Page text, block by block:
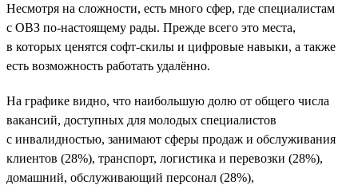
Несмотря на сложности, есть много сфер, где специалистам
с ОВЗ по-настоящему рады. Прежде всего это места,
в которых ценятся софт-скилы и цифровые навыки, а также
есть возможность работать удалённо.
На графике видно, что наибольшую долю от общего числа
вакансий, доступных для молодых специалистов
с инвалидностью, занимают сферы продаж и обслуживания
клиентов (28%), транспорт, логистика и перевозки (28%),
домашний, обслуживающий персонал (28%),